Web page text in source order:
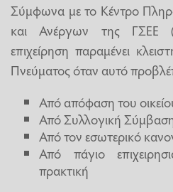
Σύμφωνα με το Κέντρο
και Ανέργων της ΓΣΕΕ
επιχείρηση παραμένει
Πνεύματος όταν αυτό
Από απόφαση του
Από Συλλογική
Από τον εσωτερικό
Από πάγιο
πρακτική